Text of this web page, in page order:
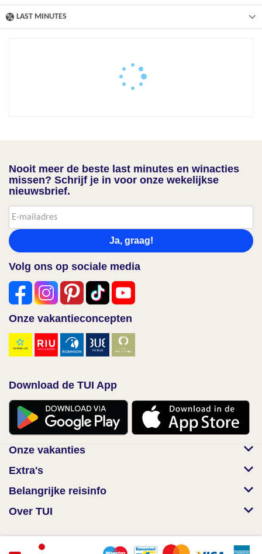
LAST MINUTES
Nooit meer de beste last minutes en winacties
missen? Schrijf je in voor onze wekelijkse
nieuwsbrief.
Ja, graag!
Volg ons op sociale media
Onze vakantieconcepten
Download de TUI App
Onze vakanties
Extra's
Belangrijke reisinfo
Over TUI